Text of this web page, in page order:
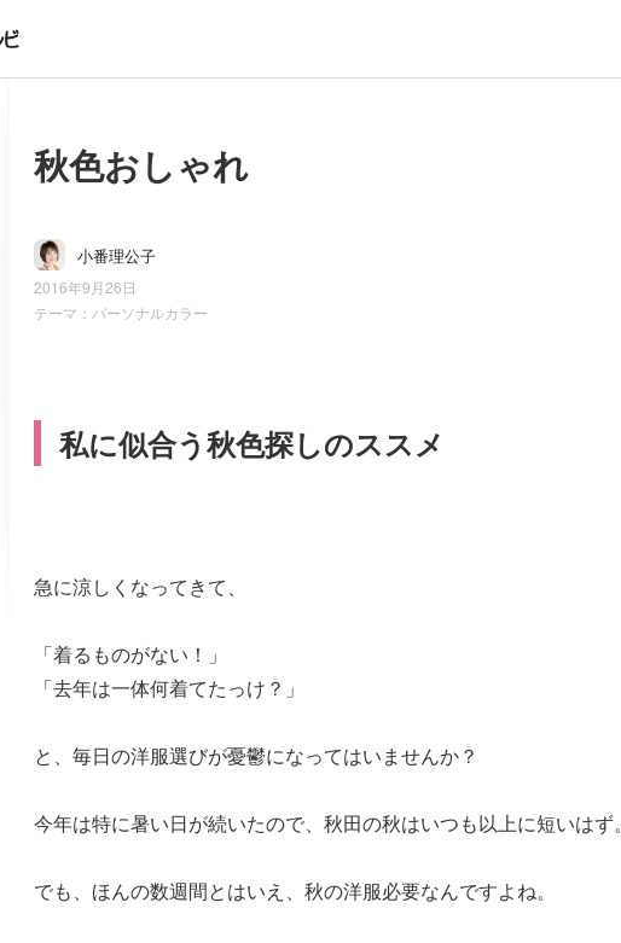
秋色おしゃれ
小番理公子
2016年9月26日
テーマ： パーソナルカラー
私に似合う秋色探しのススメ
急に涼しくなってきて、
「着るものがない！」
「去年は一体何着てたっけ？」
と、毎日の洋服選びが憂鬱になってはいませんか？
今年は特に暑い日が続いたので、秋田の秋はいつも以上に短いはず。
でも、ほんの数週間とはいえ、秋の洋服必要なんですよね。